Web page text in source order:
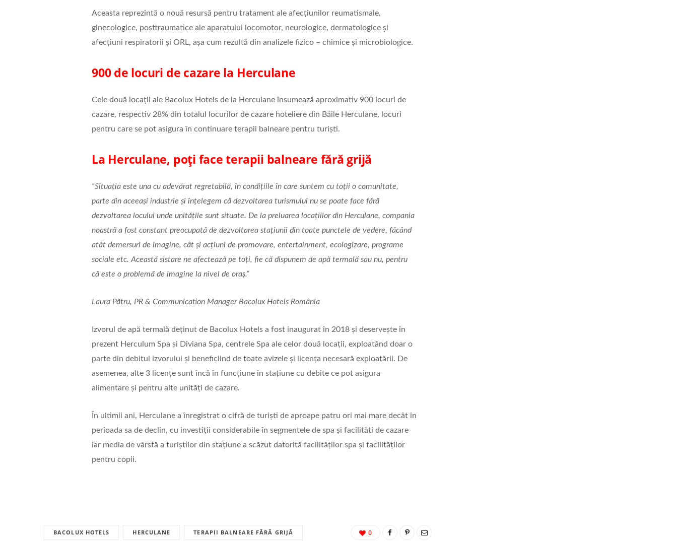
Aceasta reprezintă o nouă resursă pentru tratament ale afecțiunilor reumatismale,
ginecologice, posttraumatice ale aparatului locomotor, neurologice, dermatologice și
afecțiuni respiratorii și ORL, așa cum rezultă din analizele fizico – chimice și microbiologice.
900 de locuri de cazare la Herculane
Cele două locații ale Bacolux Hotels de la Herculane însumează aproximativ 900 locuri de
cazare, respectiv 28% din totalul locurilor de cazare hoteliere din Băile Herculane, locuri
pentru care se pot asigura în continuare terapii balneare pentru turiști.
La Herculane, poți face terapii balneare fără grijă
“Situația este una cu adevărat regretabilă, în condițiile în care suntem cu toții o comunitate,
parte din aceeași industrie și înțelegem că dezvoltarea turismului nu se poate face fără
dezvoltarea locului unde unitățile sunt situate. De la preluarea locațiilor din Herculane, compania
noastră a fost constant preocupată de dezvoltarea stațiunii din toate punctele de vedere, făcând
atât demersuri de imagine, cât și acțiuni de promovare, entertainment, ecologizare, programe
sociale etc. Această sistare ne afectează pe toți, fie că dispunem de apă termală sau nu, pentru
că este o problemă de imagine la nivel de oraș.”
Laura Pătru, PR & Communication Manager Bacolux Hotels România
Izvorul de apă termală deținut de Bacolux Hotels a fost inaugurat în 2018 și deservește în
prezent Herculum Spa și Diviana Spa, centrele Spa ale celor două locații, exploatând doar o
parte din debitul izvorului și beneficiind de toate avizele și licența necesară exploatării. De
asemenea, alte 3 licențe sunt încă în funcțiune în stațiune cu debite ce pot asigura
alimentare și pentru alte unități de cazare.
În ultimii ani, Herculane a înregistrat o cifră de turiști de aproape patru ori mai mare decât în
perioada sa de declin, cu investiții considerabile în segmentele de spa și facilități de cazare
iar media de vârstă a turiștilor din stațiune a scăzut datorită facilităților spa și facilităților
pentru copii.
BACOLUX HOTELS HERCULANE TERAPII BALNEARE FĂRĂ GRIJĂ 0